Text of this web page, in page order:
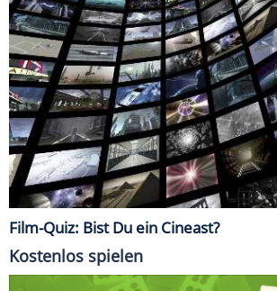
Film-Quiz: Bist Du ein Cineast?
Kostenlos spielen